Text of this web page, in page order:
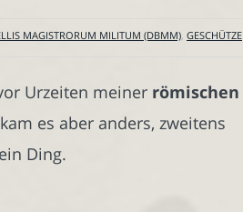
MAGISTRORUM MILITUM (DBMM) GESCHÜTZE
Urzeiten meiner römischen
es aber anders, zweitens
Ding.